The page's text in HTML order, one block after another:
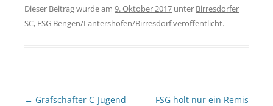
Dieser Beitrag wurde am 9. Oktober 2017 unter Birresdorfer
SC, FSG Bengen/Lantershofen/Birresdorfveröffentlicht.
Beitragsnavigation
← Grafschafter C-Jugend
FSG holt nur ein Remis